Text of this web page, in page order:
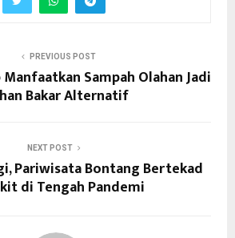
PREVIOUS POST
Sampah Olahan Jadi
Bakar Alternatif
NEXT POST
Pariwisata Bontang Bertekad
di Tengah Pandemi